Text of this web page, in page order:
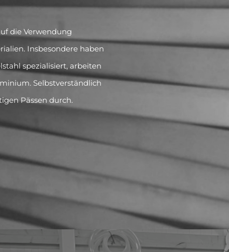
die Verwendung
Insbesondere haben
spezialisiert, arbeiten
Selbstverständlich
Pässen durch.